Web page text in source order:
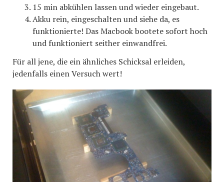
15 min abkühlen lassen und wieder eingebaut.
Akku rein, eingeschalten und siehe da, es
funktionierte! Das Macbook bootete sofort hoch
und funktioniert seither einwandfrei.
Für all jene, die ein ähnliches Schicksal erleiden,
jedenfalls einen Versuch wert!